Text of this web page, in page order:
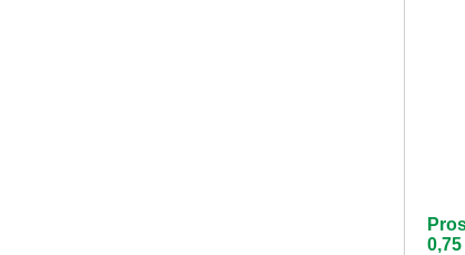
0,75 l